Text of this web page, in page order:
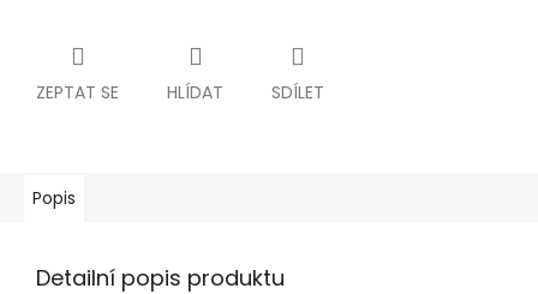
ZEPTAT SE HLÍDAT SDÍLET
Popis
Detailní popis produktu